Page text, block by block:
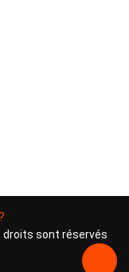
droits sont réservés